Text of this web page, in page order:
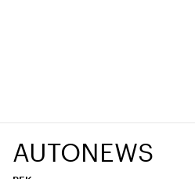
AUTONEWS